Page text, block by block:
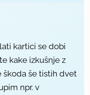
kartici se dobi
kake izkušnje z
škoda še tistih dvet
npr. v